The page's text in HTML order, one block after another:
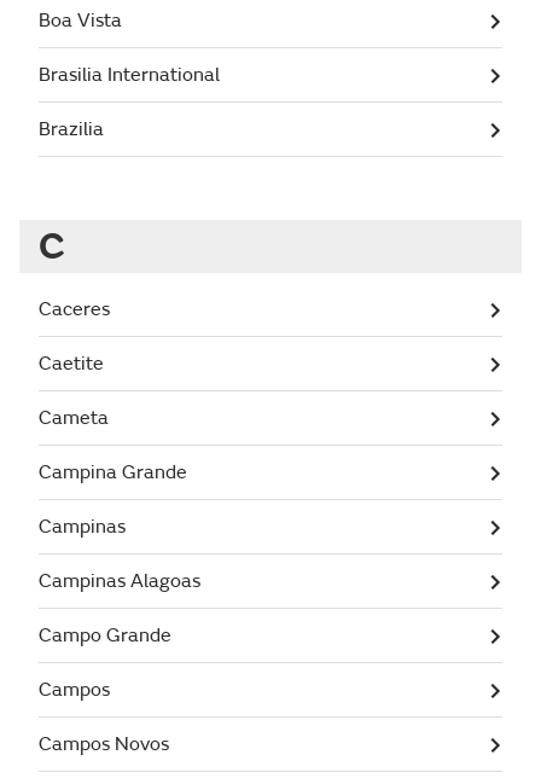
Boa Vista
Brasilia International
Brazilia
C
Caceres
Caetite
Cameta
Campina Grande
Campinas
Campinas Alagoas
Campo Grande
Campos
Campos Novos